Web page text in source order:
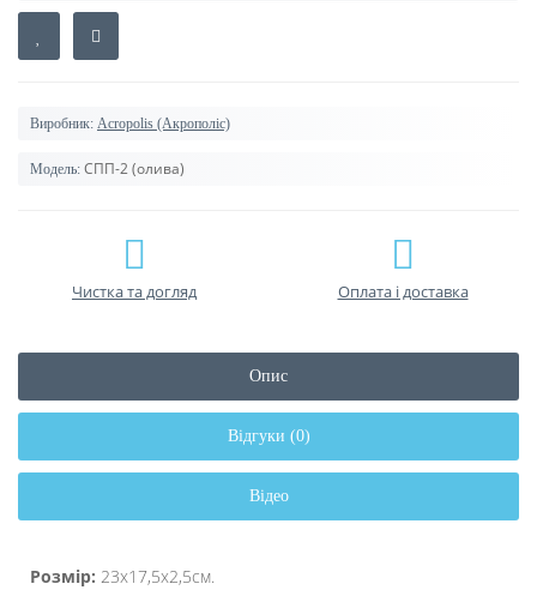
Виробник: Acropolis (Акрополіс)
Модель: СПП-2 (олива)
Чистка та догляд Оплата і доставка
Опис
Відгуки (0)
Відео
Розмір: 23х17,5х2,5см.